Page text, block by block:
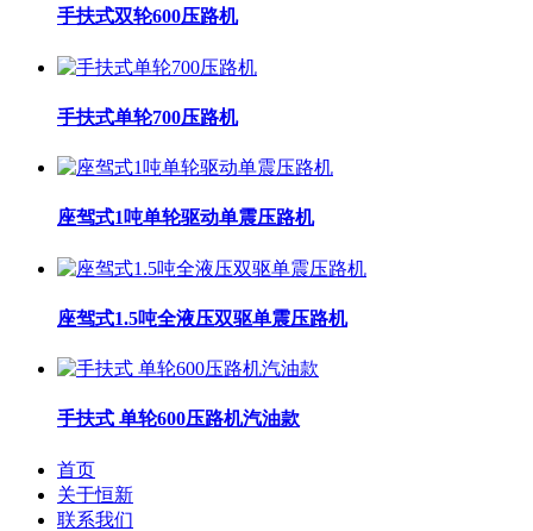
手扶式双轮600压路机
手扶式单轮700压路机
座驾式1吨单轮驱动单震压路机
座驾式1.5吨全液压双驱单震压路机
手扶式 单轮600压路机汽油款
首页
关于恒新
联系我们